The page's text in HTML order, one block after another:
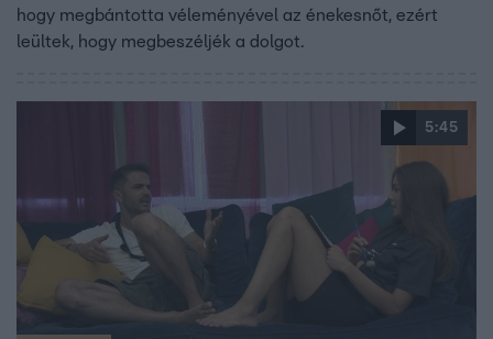
hogy megbántotta véleményével az énekesnőt, ezért
leültek, hogy megbeszéljék a dolgot.
5:45